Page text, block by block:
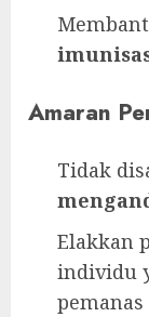
Amaran
Tidak
Elakkan
individu